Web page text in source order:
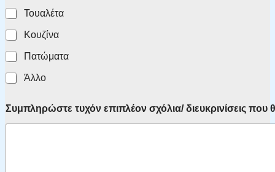
Τουαλέτα
Κουζίνα
Πατώματα
Άλλο
Συμπληρώστε τυχόν επιπλέον σχόλια/ διευκρινίσεις που